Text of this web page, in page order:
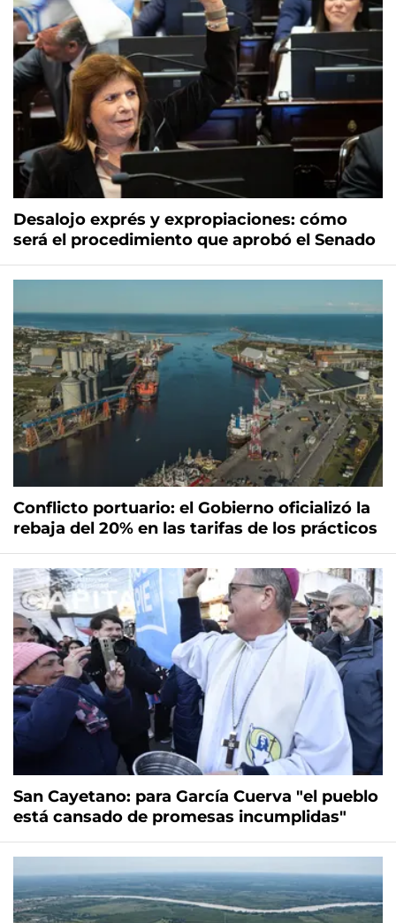
Desalojo exprés y expropiaciones: cómo
será el procedimiento que aprobó el Senado
Conflicto portuario: el Gobierno oficializó la
rebaja del 20% en las tarifas de los prácticos
San Cayetano: para García Cuerva "el pueblo
está cansado de promesas incumplidas"